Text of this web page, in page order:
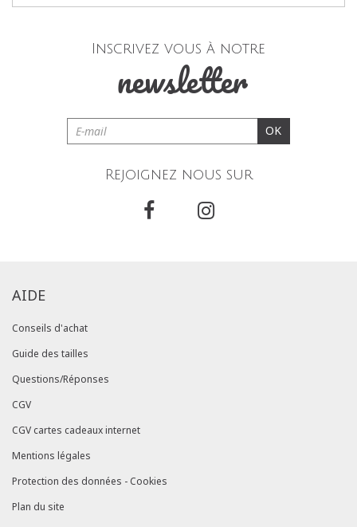
Inscrivez vous à notre
newsletter
OK
Rejoignez nous sur
AIDE
Conseils d'achat
Guide des tailles
Questions/Réponses
CGV
CGV cartes cadeaux internet
Mentions légales
Protection des données - Cookies
Plan du site